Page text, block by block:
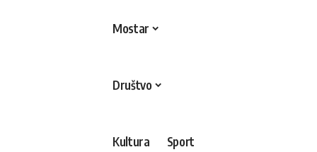
Mostar
Društvo
Kultura Sport